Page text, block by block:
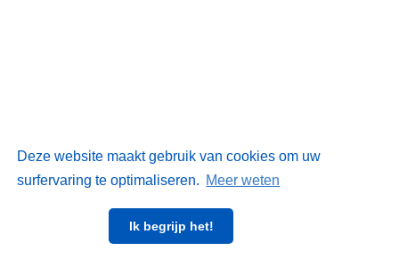
Deze website maakt gebruik van cookies om uw
surfervaring te optimaliseren. Meer weten
Ik begrijp het!